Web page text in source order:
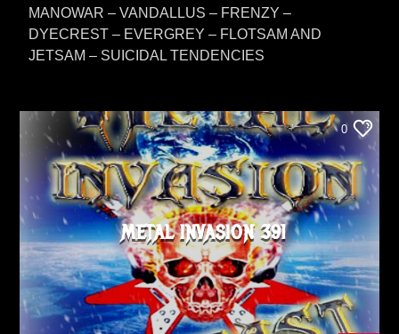
MANOWAR – VANDALLUS – FRENZY –
DYECREST – EVERGREY – FLOTSAM AND
JETSAM – SUICIDAL TENDENCIES
0
METAL INVASION 391